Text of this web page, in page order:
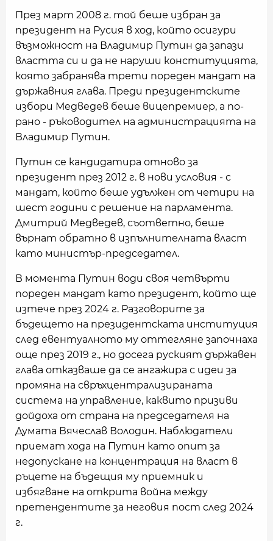
През март 2008 г. той беше избран за
президент на Русия в ход, който осигури
възможност на Владимир Путин да запази
властта си и да не наруши конституцията,
която забранява трети пореден мандат на
държавния глава. Преди президентските
избори Медведев беше вицепремиер, а по-
рано - ръководител на администрацията на
Владимир Путин.
Путин се кандидатира отново за
президент през 2012 г. в нови условия - с
мандат, който беше удължен от четири на
шест години с решение на парламента.
Дмитрий Медведев, съответно, беше
върнат обратно в изпълнителната власт
като министър-председател.
В момента Путин води своя четвърти
пореден мандат като президент, който ще
изтече през 2024 г. Разговорите за
бъдещето на президентската институция
след евентуалното му оттегляне започнаха
още през 2019 г., но досега руският държавен
глава отказваше да се ангажира с идеи за
промяна на свръхцентрализираната
система на управление, каквито призиви
дойдоха от страна на председателя на
Думата Вячеслав Володин. Наблюдатели
приемат хода на Путин като опит за
недопускане на концентрация на власт в
ръцете на бъдещия му приемник и
избягване на открита война между
претендентите за неговия пост след 2024
г.